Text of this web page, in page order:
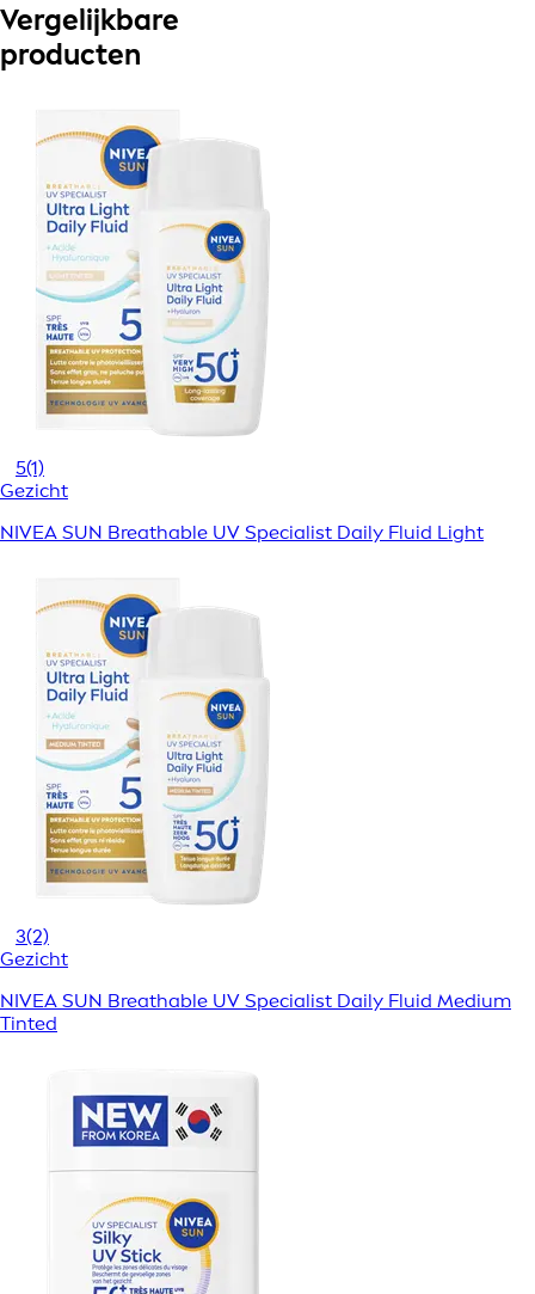
Vergelijkbare
producten
5(1)
Gezicht
NIVEA SUN Breathable UV Specialist Daily Fluid Light
3(2)
Gezicht
NIVEA SUN Breathable UV Specialist Daily Fluid Medium
Tinted